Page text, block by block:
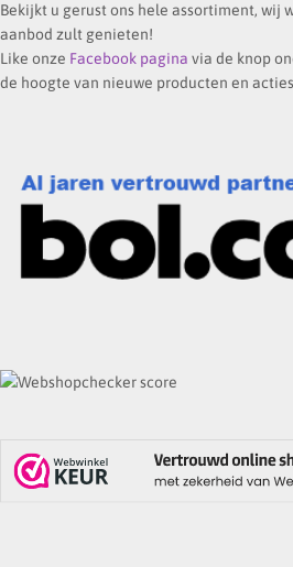
Bekijkt u gerust ons hele assortiment, wij
aanbod zult genieten!
Like onze Facebook pagina via de knop
de hoogte van nieuwe producten en